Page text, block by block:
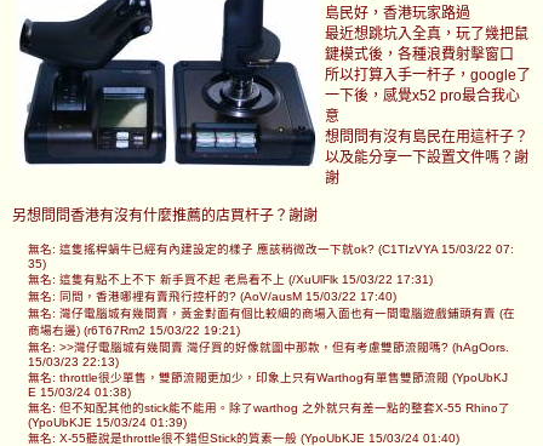
島民好，香港玩家路過
最近想跳坑入全真，玩了幾把鼠
鍵模式後，各種浪費射擊窗口
所以打算入手一杆子，google了
一下後，感覺x52 pro最合我心
意
想問問有沒有島民在用這杆子？
以及能分享一下設置文件嗎？謝
謝
另想問問香港有沒有什麼推薦的店買杆子？謝謝
無名: 這隻搖桿蝸牛已經有內建設定的樣子 應該稍微改一下就ok? (C1TIzVYA 15/03/22 07:
35)
無名: 這隻有點不上不下 新手買不起 老鳥看不上 (/XuUlFlk 15/03/22 17:31)
無名: 同問，香港哪裡有賣飛行控杆的? (AoV/ausM 15/03/22 17:40)
無名: 灣仔電腦城有幾間賣，黃金對面有個比較細的商場入面也有一間電腦遊戲鋪頭有賣 (在
商場右邊) (r6T67Rm2 15/03/22 19:21)
無名: >>灣仔電腦城有幾間賣 灣仔買的好像就圖中那款，但有考慮雙節流閥嗎? (hAgOors.
15/03/23 22:13)
無名: throttle很少單售，雙節流閥更加少，印象上只有Warthog有單售雙節流閥 (YpoUbKJ
E 15/03/24 01:38)
無名: 但不知配其他的stick能不能用。除了warthog 之外就只有差一點的整套X-55 Rhino了
(YpoUbKJE 15/03/24 01:39)
無名: X-55聽說是throttle很不錯但Stick的質素一般 (YpoUbKJE 15/03/24 01:40)